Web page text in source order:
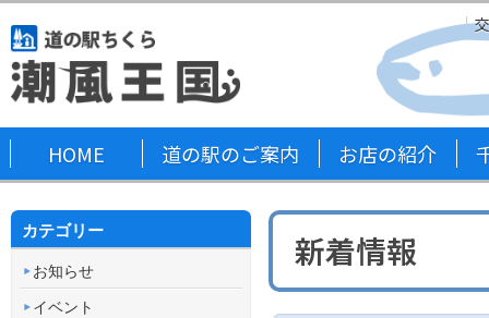
HOME 道の駅のご案内 お店の紹介
新着情報
カテゴリー
お知らせ
イベント